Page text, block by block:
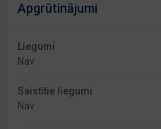
Apgrūtinājumi
Liegumi
Nav
Saistītie liegumi
Nav